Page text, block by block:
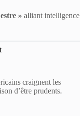
» alliant intelligence
craignent les
d’être prudents.